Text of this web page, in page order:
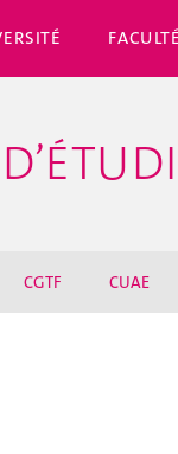
CGTF CUAE